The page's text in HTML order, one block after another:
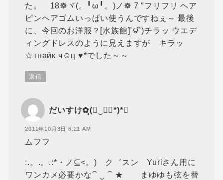
た。 18☸ヾ(。╹ω╹。)ノ☸ 7 ″フリフリ ヘア
ピンヘアゴムいっぱい使うんですねぇ～ 最後
に、今回のお洋服？[水族館] ิ౪ ิ)チラッ ウエデ
ィングドレスのように見えますが キラッ
☆тнайк ч☺ц ♥*でした～～
返信
だいすけ✿ฺฺ(◡‿◡ฺ*)*❤
2011年10月3日 6:21 AM
ムフフ
:.。.。.:*・ノ⊆<。) ク゛スン Yuriさん用に
ワンカメ必要かな⁀ ‿ ⁀ ★ まゆゆも弦を替